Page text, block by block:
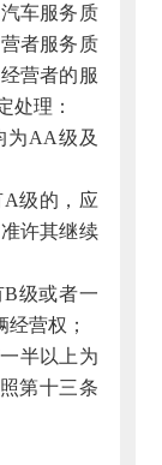
车服务质
者服务质
营者的服
处理：
为AA级及
A级的，应
许其继续
B级或者一
营权；
半以上为
第十三条